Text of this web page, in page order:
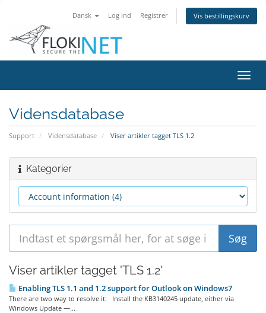
Dansk Log ind Registrer Vis bestillingskurv
Skift
Vidensdatabase
Support Vidensdatabase Viser artikler tagget TLS 1.2
Kategorier
Viser artikler tagget 'TLS 1.2'
Enabling TLS 1.1 and 1.2 support for Outlook on Windows7
There are two way to resolve it: Install the KB3140245 update, either via
Windows Update —...